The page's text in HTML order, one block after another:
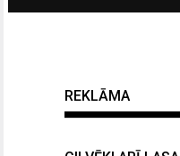
REKLĀMA